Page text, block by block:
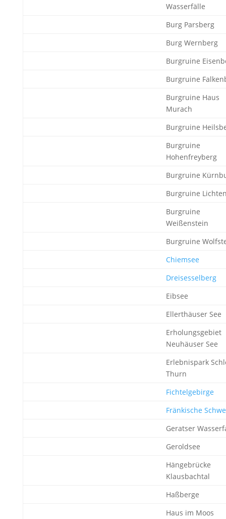
Wasserfälle
Burg Parsberg
Burg Wernberg
Burgruine
Burgruine
Burgruine Haus
Murach
Burgruine
Burgruine
Hohenfreyberg
Burgruine
Burgruine
Burgruine
Weißenstein
Burgruine
Chiemsee
Dreisesselberg
Eibsee
Ellerthäuser See
Erholungsgebiet
Neuhäuser See
Erlebnispark
Thurn
Fichtelgebirge
Fränkische
Geratser
Geroldsee
Hängebrücke
Klausbachtal
Haßberge
Haus im Moos